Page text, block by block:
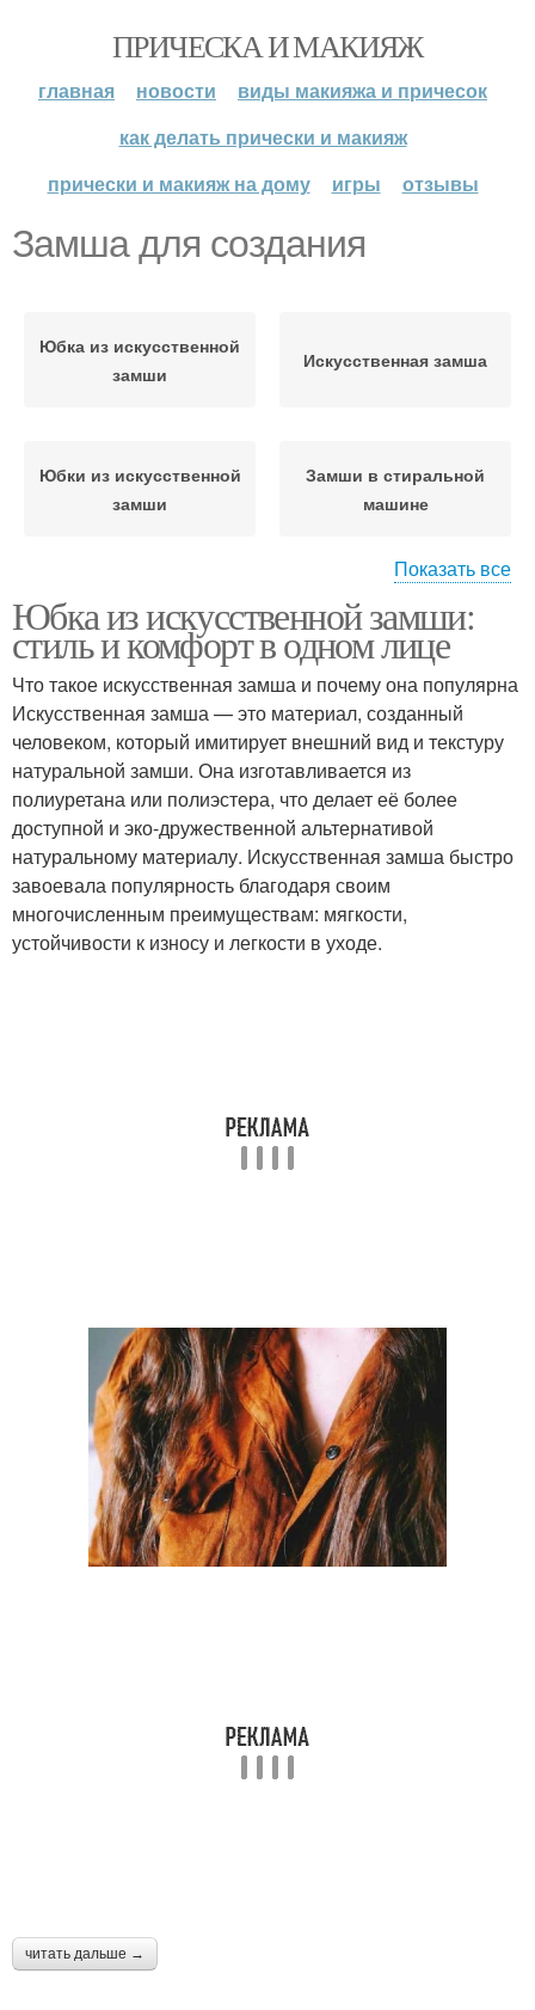
ПРИЧЕСКА И МАКИЯЖ
главная новости
виды макияжа и причесок
как делать прически и макияж
прически и макияж на дому
игры отзывы
Замша для создания
Юбка из искусственной
замши
Искусственная замша
Юбки из искусственной
замши
Замши в стиральной
машине
Замши в дождливую
погоду
Юбка из натуральной
замши
Натуральная замша
Юбки из натуральной
замши
Замши для создания
Замши в разных
сезонах
Показать все
Юбка из искусственной замши:
стиль и комфорт в одном лице
Что такое искусственная замша и почему она популярна
Искусственная замша — это материал, созданный
человеком, который имитирует внешний вид и текстуру
натуральной замши. Она изготавливается из
полиуретана или полиэстера, что делает её более
доступной и эко-дружественной альтернативой
натуральному материалу. Искусственная замша быстро
завоевала популярность благодаря своим
многочисленным преимуществам: мягкости,
устойчивости к износу и легкости в уходе.
читать дальше →